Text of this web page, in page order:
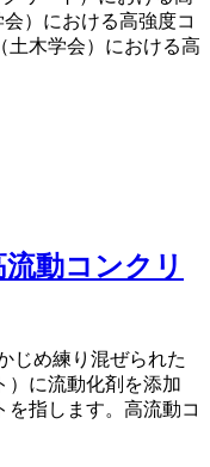
）における高強度コ
土木学会）における高
動コンクリ
じめ練り混ぜられた
）に流動化剤を添加
を指します。高流動コ